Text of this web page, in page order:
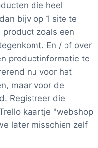
die heel
bijv op 1 site te
product zoals een
En / of over
productinformatie te
nu voor het
maar voor de
Registreer die
kaartje "webshop
later misschien zelf